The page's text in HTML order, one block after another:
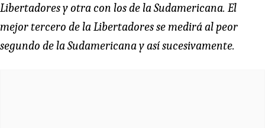
Libertadores y otra con los de la Sudamericana. El
mejor tercero de la Libertadores se medirá al peor
segundo de la Sudamericana y así sucesivamente.